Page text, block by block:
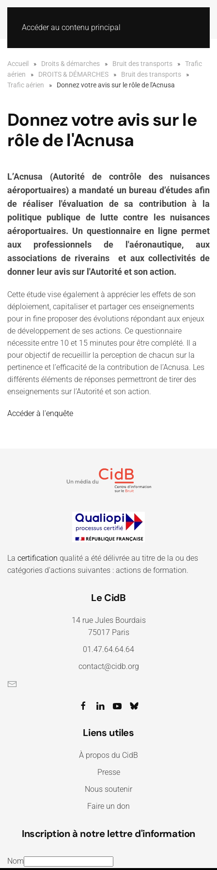
Accéder au contenu principal
Accueil Droits & démarches Bruit des transports
Trafic
aérien
DROITS & DÉMARCHES
Bruit des transports
Trafic aérien
Donnez votre avis sur le rôle de l'Acnusa
Donnez votre avis sur le
rôle de l'Acnusa
L’Acnusa (Autorité de contrôle des nuisances
aéroportuaires) a mandaté un bureau d’études afin
de réaliser l'évaluation de sa contribution à la
politique publique de lutte contre les nuisances
aéroportuaires. Un questionnaire en ligne permet
aux professionnels de l'aéronautique, aux
associations de riverains et aux collectivités de
donner leur avis sur l'Autorité et son action.
Cette étude vise également à apprécier les effets de son
déploiement, capitaliser et partager ces enseignements
pour in fine proposer des évolutions répondant aux enjeux
de développement de ses actions. Ce questionnaire
nécessite entre 10 et 15 minutes pour être complété. Il a
pour objectif de recueillir la perception de chacun sur la
pertinence et l’efficacité de la contribution de l’Acnusa. Les
différents éléments de réponses permettront de tirer des
enseignements sur l’Autorité et son action.
Accéder à l'enquête
La certification qualité a été délivrée au titre de la ou des
catégories d'actions suivantes : actions de formation.
Le CidB
14 rue Jules Bourdais
75017 Paris
01.47.64.64.64
contact@cidb.org
Liens utiles
À propos du CidB
Presse
Nous soutenir
Faire un don
Inscription à notre lettre d'information
Nom